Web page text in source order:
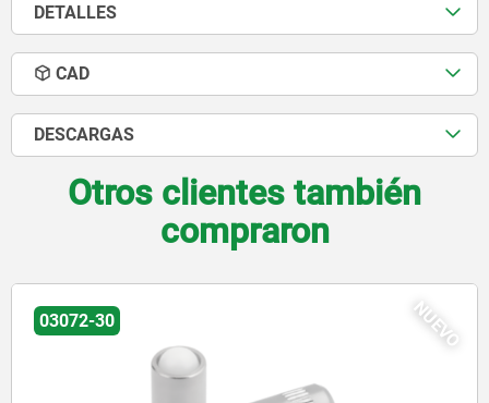
DETALLES
CAD
DESCARGAS
Otros clientes también
compraron
NUEVO